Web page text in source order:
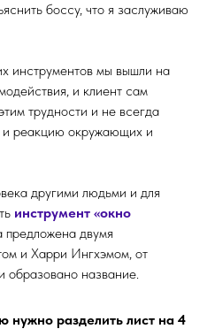
боссу, что я заслуживаю
инструментов мы вышли на
и клиент сам
трудности и не всегда
и реакцию окружающих и
другими людьми и для
инструмент «окно
предложена двумя
и Харри Ингхэмом, от
образовано название.
нужно разделить лист на 4